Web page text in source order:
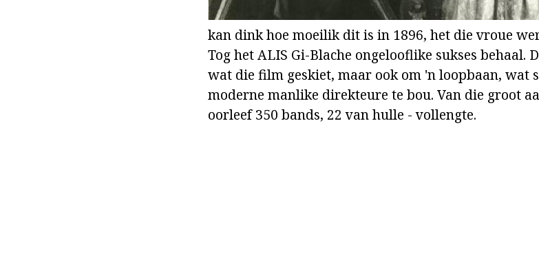
kan dink hoe moeilik dit is in 1896, het die vroue
Tog het ALIS Gi-Blache ongelooflike sukses behaal.
wat die film geskiet, maar ook om 'n loopbaan, wat
moderne manlike direkteure te bou. Van die groot
oorleef 350 bands, 22 van hulle - vollengte.